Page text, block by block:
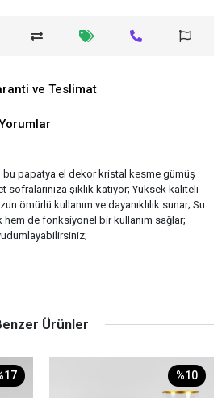
ve Teslimat
papatya el dekor kristal kesme gümüş
sofralarınıza şıklık katıyor; Yüksek kaliteli
ömürlü kullanım ve dayanıklılık sunar; Su
hem de fonksiyonel bir kullanım sağlar;
Ürünler
%10